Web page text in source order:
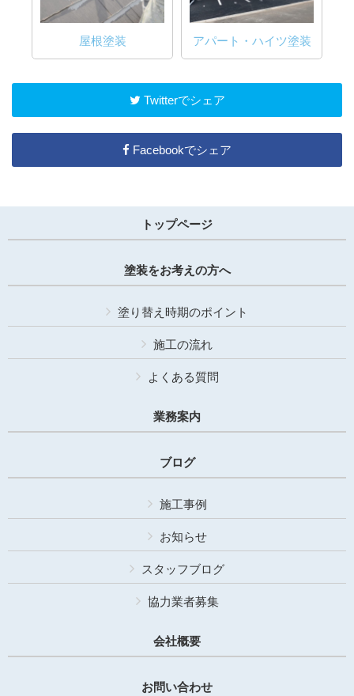
屋根塗装 アパート・ハイツ塗装
Twitterでシェア
Facebookでシェア
トップページ
塗装をお考えの方へ
塗り替え時期のポイント
施工の流れ
よくある質問
業務案内
ブログ
施工事例
お知らせ
スタッフブログ
協力業者募集
会社概要
お問い合わせ